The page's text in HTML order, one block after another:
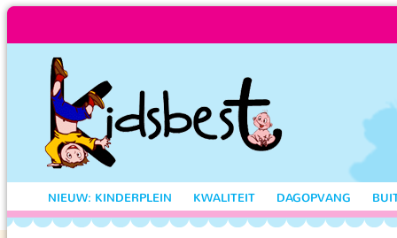
NIEUW: KINDERPLEIN KWALITEIT DAGOPVANG